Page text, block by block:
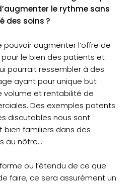
le rythme sans
des soins ?
augmenter l’offre de
le bien des patients et
pourrait ressembler à des
ayant pour unique but
volume et rentabilité de
Des exemples patents
discutables nous sont
familiers dans des
au nôtre...
ou l’étendu de ce que
faire, ce sera assurément un